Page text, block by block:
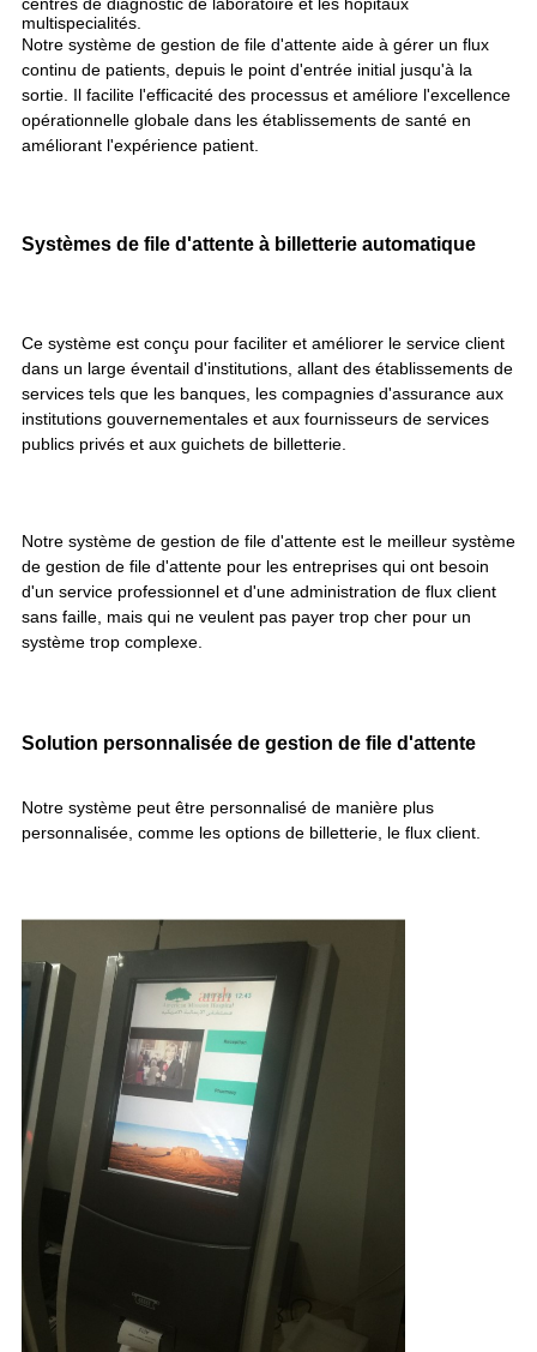
centres de diagnostic de laboratoire et les hôpitaux
multispecialités.
Notre système de gestion de file d'attente aide à gérer un flux
continu de patients, depuis le point d'entrée initial jusqu'à la
sortie. Il facilite l'efficacité des processus et améliore l'excellence
opérationnelle globale dans les établissements de santé en
améliorant l'expérience patient.
Systèmes de file d'attente à billetterie automatique
Ce système est conçu pour faciliter et améliorer le service client
dans un large éventail d'institutions, allant des établissements de
services tels que les banques, les compagnies d'assurance aux
institutions gouvernementales et aux fournisseurs de services
publics privés et aux guichets de billetterie.
Notre système de gestion de file d'attente est le meilleur système
de gestion de file d'attente pour les entreprises qui ont besoin
d'un service professionnel et d'une administration de flux client
sans faille, mais qui ne veulent pas payer trop cher pour un
système trop complexe.
Solution personnalisée de gestion de file d'attente
Notre système peut être personnalisé de manière plus
personnalisée, comme les options de billetterie, le flux client.